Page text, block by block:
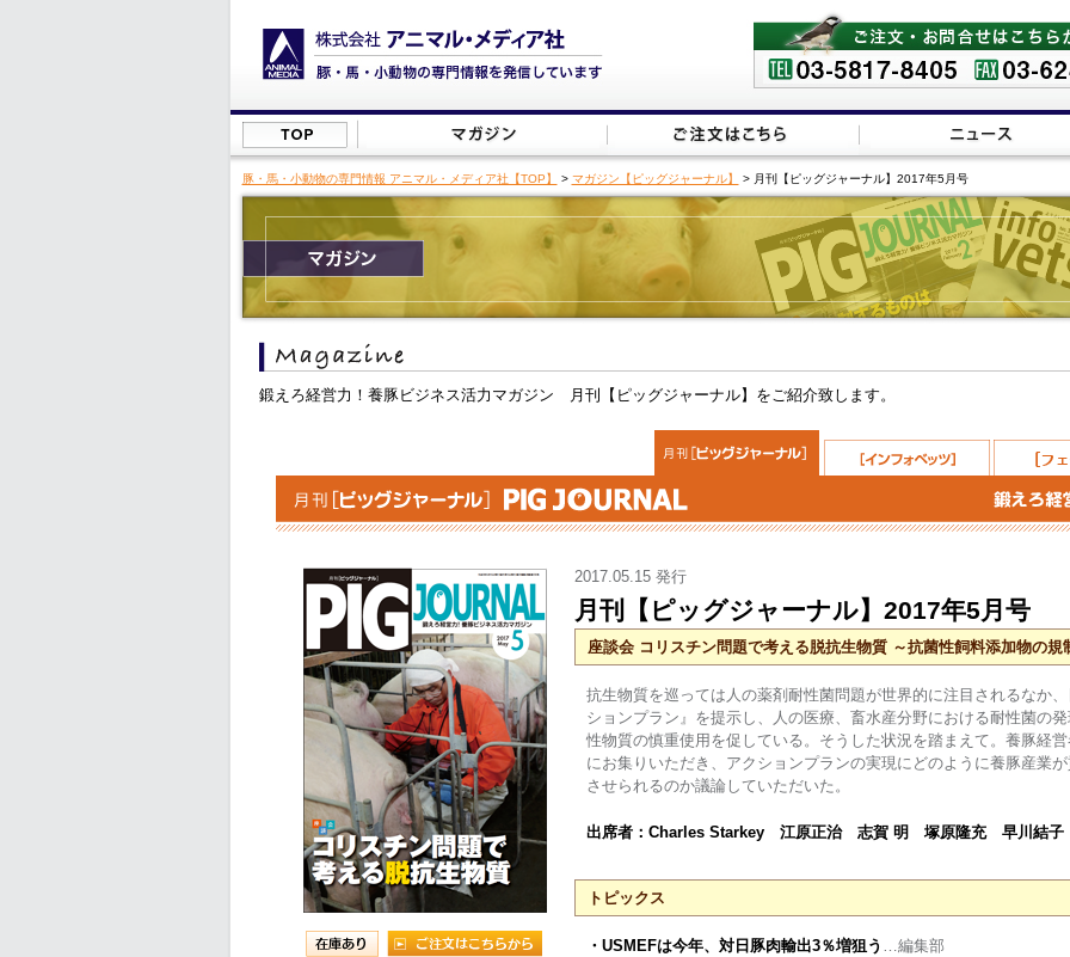
豚・馬・小動物の専門情報 アニマル・メディア社【TOP】 > マガジン【ピッグジャーナル】 > 月刊【ピッグジャーナル】2017年5月号
鍛えろ経営力！養豚ビジネス活力マガジン 月刊【ピッグジャーナル】をご紹介致します。
2017.05.15 発行
月刊【ピッグジャーナル】2017年5月号
座談会 コリスチン問題で考える脱抗生物質 ～抗菌性飼料添加物の規
抗生物質を巡っては人の薬剤耐性菌問題が世界的に注目されるなか
ションプラン』を提示し、人の医療、畜水産分野における耐性菌の
性物質の慎重使用を促している。そうした状況を踏まえて。養豚経
にお集りいただき、アクションプランの実現にどのように養豚産業
させられるのか議論していただいた。
出席者：Charles Starkey 江原正治 志賀 明 塚原隆充 早川結
トピックス
・USMEFは今年、対日豚肉輸出3％増狙う
…編集部